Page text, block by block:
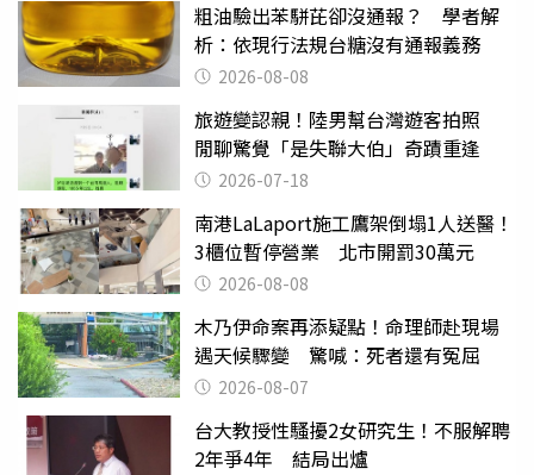
粗油驗出苯駢芘卻沒通報？ 學者解
析：依現行法規台糖沒有通報義務
2026-08-08
旅遊變認親！陸男幫台灣遊客拍照
閒聊驚覺「是失聯大伯」奇蹟重逢
2026-07-18
南港LaLaport施工鷹架倒塌1人送醫！
3櫃位暫停營業 北市開罰30萬元
2026-08-08
木乃伊命案再添疑點！命理師赴現場
遇天候驟變 驚喊：死者還有冤屈
2026-08-07
台大教授性騷擾2女研究生！不服解聘
2年爭4年 結局出爐